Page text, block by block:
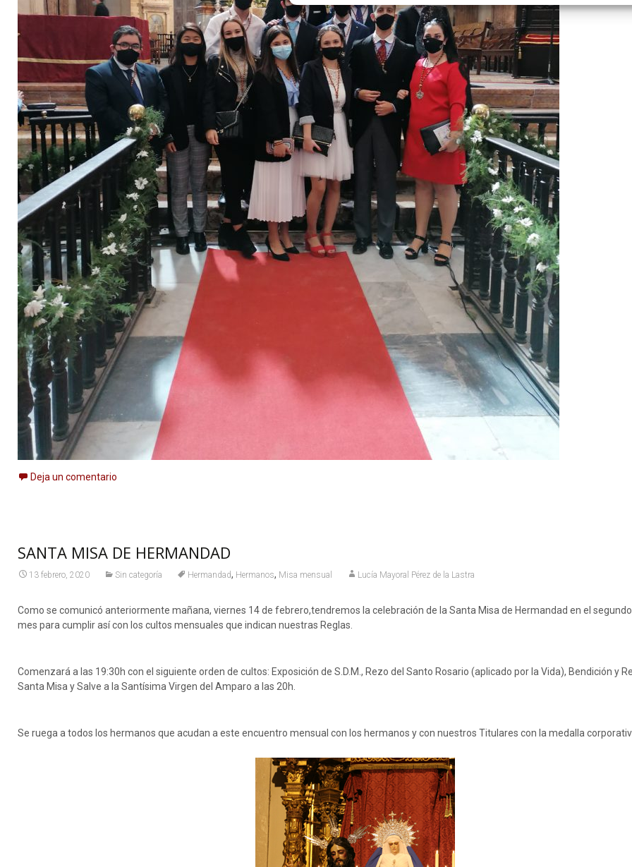
Deja un comentario
SANTA MISA DE HERMANDAD
13 febrero, 2020 Sin categoría Hermandad, Hermanos, Misa mensual Lucía Mayoral Pérez de la Lastra
Como se comunicó anteriormente mañana, viernes 14 de febrero,tendremos la celebración de la Santa Misa de Hermandad en el
mes para cumplir así con los cultos mensuales que indican nuestras Reglas.
Comenzará a las 19:30h con el siguiente orden de cultos: Exposición de S.D.M., Rezo del Santo Rosario (aplicado por la Vida), Bendición y
Santa Misa y Salve a la Santísima Virgen del Amparo a las 20h.
Se ruega a todos los hermanos que acudan a este encuentro mensual con los hermanos y con nuestros Titulares con la medalla